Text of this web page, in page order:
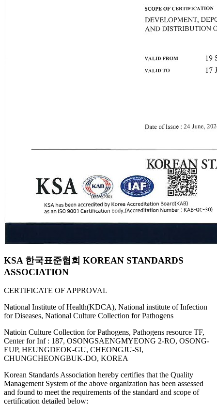
KSA 한국표준협회 KOREAN STANDARDS
ASSOCIATION
CERTIFICATE OF APPROVAL
National Institute of Health(KDCA), National institute of Infection
for Diseases, National Culture Collection for Pathogens
Natioin Culture Collection for Pathogens, Pathogens resource TF,
Center for Inf : 187, OSONGSAENGMYEONG 2-RO, OSONG-
EUP, HEUNGDEOK-GU, CHEONGJU-SI,
CHUNGCHEONGBUK-DO, KOREA
Korean Standards Association hereby certifies that the Quality
Management System of the above organization has been assessed
and found to meet the requirements of the standard and scope of
certification detailed below: